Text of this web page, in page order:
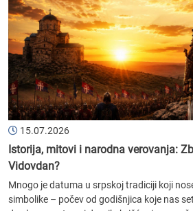
15.07.2026
Istorija, mitovi i narodna verovanja:
Vidovdan?
Mnogo je datuma u srpskoj tradiciji koji
simbolike – počev od godišnjica koje nas